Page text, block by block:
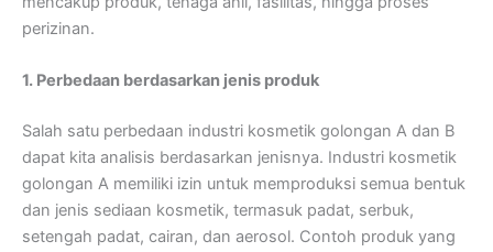
perizinan.
1. Perbedaan berdasarkan jenis produk
Salah satu perbedaan industri kosmetik golongan A dan B
dapat kita analisis berdasarkan jenisnya. Industri kosmetik
golongan A memiliki izin untuk memproduksi semua bentuk
dan jenis sediaan kosmetik, termasuk padat, serbuk,
setengah padat, cairan, dan aerosol. Contoh produk yang